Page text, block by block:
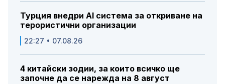
Турция внедри AI система за откриване на
терористични организации
22:27 • 07.08.26
4 китайски зодии, за които всичко ще
започне да се нарежда на 8 август